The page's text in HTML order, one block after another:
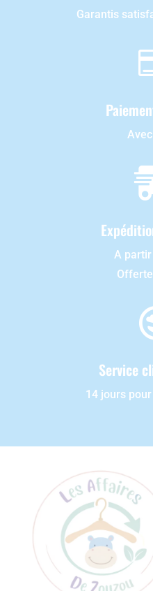
Garantis
A
Service
14 jours